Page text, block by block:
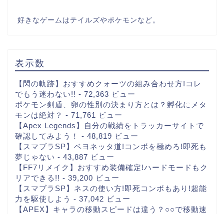
好きなゲームはテイルズやポケモンなど。
表示数
【閃の軌跡】おすすめクォーツの組み合わせ方!コレ
でもう迷わない!! - 72,363 ビュー
ポケモン剣盾、卵の性別の決まり方とは？孵化にメタ
モンは絶対？ - 71,761 ビュー
【Apex Legends】自分の戦績をトラッカーサイトで
確認してみよう！
- 48,819 ビュー
【スマブラSP】ベヨネッタ道!コンボを極めろ!即死も
夢じゃない - 43,887 ビュー
【FF7リメイク】おすすめ装備確定!ハードモードもク
リアできる!! - 39,200 ビュー
【スマブラSP】ネスの使い方!即死コンボもあり!超能
力を駆使しよう - 37,042 ビュー
【APEX】キャラの移動スピードは違う？○○で移動速